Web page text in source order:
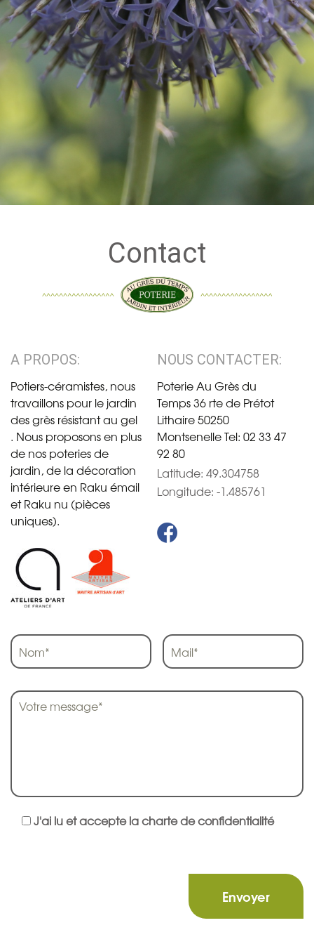
Contact
A PROPOS:
Potiers-céramistes, nous
travaillons pour le jardin
des grès résistant au gel
. Nous proposons en plus
de nos poteries de
jardin, de la décoration
intérieure en Raku émail
et Raku nu (pièces
uniques).
NOUS CONTACTER:
Poterie Au Grès du
Temps 36 rte de Prétot
Lithaire 50250
Montsenelle Tel: 02 33 47
92 80
Latitude: 49.304758
Longitude: -1.485761
J'ai lu et accepte la charte de confidentialité